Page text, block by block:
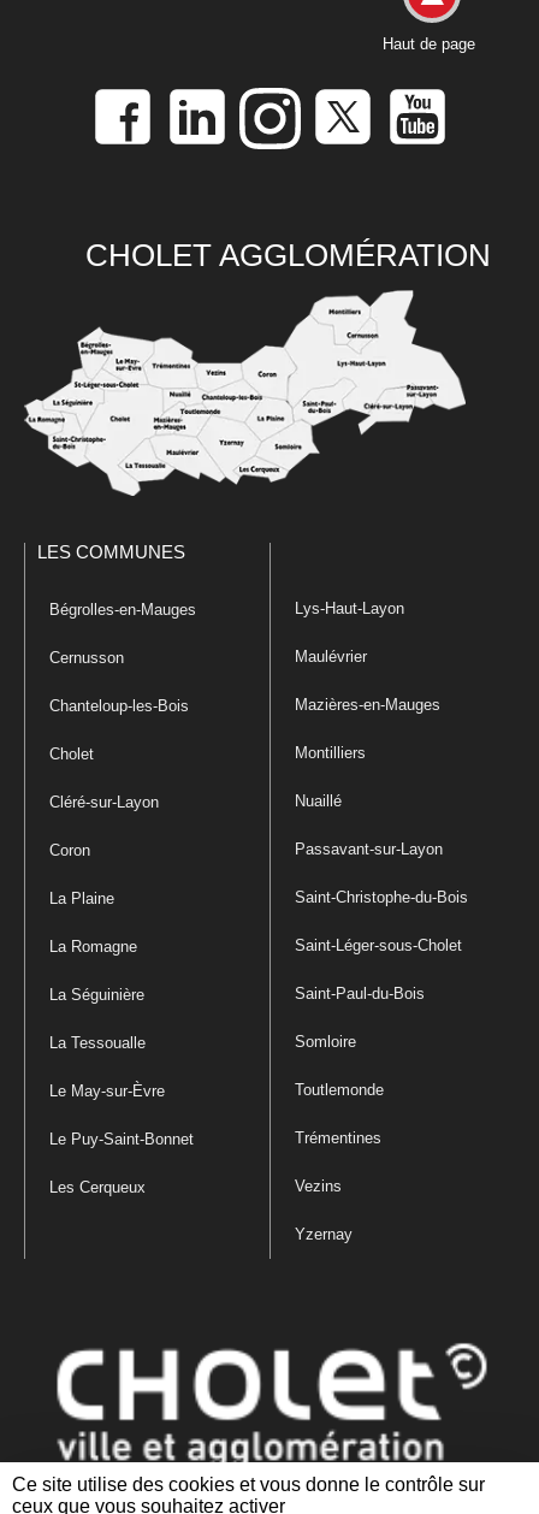
Ce site utilise des cookies et vous donne le contrôle sur
ceux que vous souhaitez activer
Haut de page
CHOLET AGGLOMÉRATION
LES COMMUNES
Bégrolles-en-Mauges
Cernusson
Chanteloup-les-Bois
Cholet
Cléré-sur-Layon
Coron
La Plaine
La Romagne
La Séguinière
La Tessoualle
Le May-sur-Èvre
Le Puy-Saint-Bonnet
Les Cerqueux
Lys-Haut-Layon
Maulévrier
Mazières-en-Mauges
Montilliers
Nuaillé
Passavant-sur-Layon
Saint-Christophe-du-Bois
Saint-Léger-sous-Cholet
Saint-Paul-du-Bois
Somloire
Toutlemonde
Trémentines
Vezins
Yzernay